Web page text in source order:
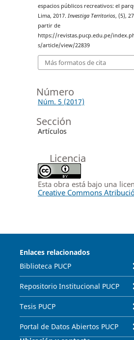
espacios públicos recreativos: el
Lima, 2017. Investiga Territorios, (5),
partir de
https://revistas.pucp.edu.pe/
s/article/view/22839
Más formatos de cita
Número
Núm. 5 (2017)
Sección
Artículos
Licencia
Esta obra está bajo una
Creative Commons
Enlaces relacionados
Biblioteca PUCP
Repositorio Institucional PUCP
Tesis PUCP
Portal de Datos Abiertos PUCP